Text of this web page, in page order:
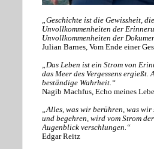
„Geschichte ist die Gewissheit,
Unvollkommenheiten der
Unvollkommenheiten der
Julian Barnes, Vom Ende einer
„Das Leben ist ein Strom von
das Meer des Vergessens ergießt.
beständige Wahrheit.“
Nagib Machfus, Echo meines
„Alles, was wir berühren, was wir
und begehren, wird vom Strom
Augenblick verschlungen.“
Edgar Reitz